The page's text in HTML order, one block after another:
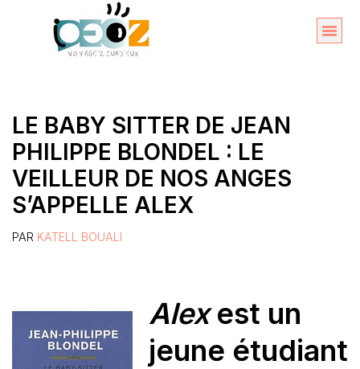
LE BABY SITTER DE JEAN
PHILIPPE BLONDEL : LE
VEILLEUR DE NOS ANGES
S’APPELLE ALEX
PAR KATELL BOUALI
Alexest un
jeune étudiant